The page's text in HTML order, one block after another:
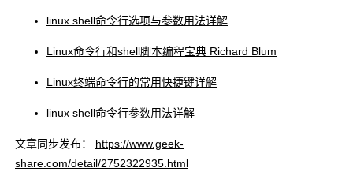
linux shell命令行选项与参数用法详解
Linux命令行和shell脚本编程宝典 Richard Blum
Linux终端命令行的常用快捷键详解
linux shell命令行参数用法详解
文章同步发布： https://www.geek-
share.com/detail/2752322935.html